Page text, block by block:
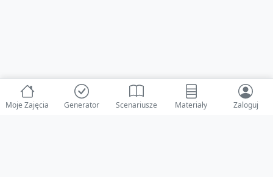
Moje Zajęcia Generator Scenariusze Materiały Zaloguj